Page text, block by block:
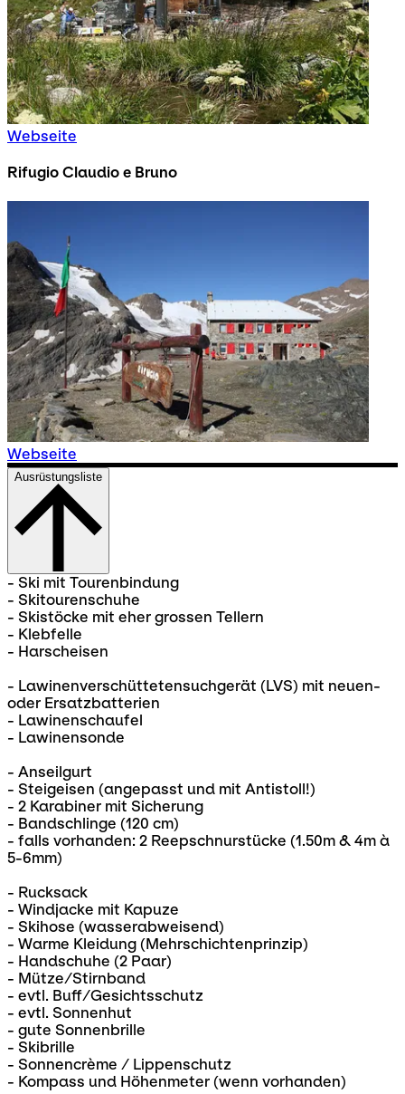
Webseite
Rifugio Claudio e Bruno
Webseite
Ausrüstungsliste
- Ski mit Tourenbindung
- Skitourenschuhe
- Skistöcke mit eher grossen Tellern
- Klebfelle
- Harscheisen
- Lawinenverschüttetensuchgerät (LVS) mit neuen-
oder Ersatzbatterien
- Lawinenschaufel
- Lawinensonde
- Anseilgurt
- Steigeisen (angepasst und mit Antistoll!)
- 2 Karabiner mit Sicherung
- Bandschlinge (120 cm)
- falls vorhanden: 2 Reepschnurstücke (1.50m & 4m à
5-6mm)
- Rucksack
- Windjacke mit Kapuze
- Skihose (wasserabweisend)
- Warme Kleidung (Mehrschichtenprinzip)
- Handschuhe (2 Paar)
- Mütze/Stirnband
- evtl. Buff/Gesichtsschutz
- evtl. Sonnenhut
- gute Sonnenbrille
- Skibrille
- Sonnencrème / Lippenschutz
- Kompass und Höhenmeter (wenn vorhanden)